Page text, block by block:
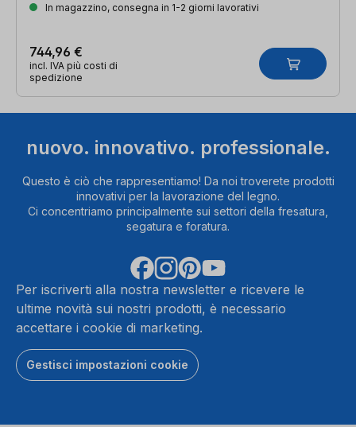
In magazzino, consegna in 1-2 giorni lavorativi
744,96 €
incl. IVA più costi di
spedizione
nuovo. innovativo. professionale.
Questo è ciò che rappresentiamo! Da noi troverete prodotti
innovativi per la lavorazione del legno.
Ci concentriamo principalmente sui settori della fresatura,
segatura e foratura.
Per iscriverti alla nostra newsletter e ricevere le
ultime novità sui nostri prodotti, è necessario
accettare i cookie di marketing.
Gestisci impostazioni cookie